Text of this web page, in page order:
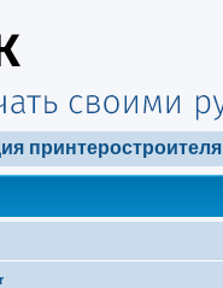
принтеростроителя